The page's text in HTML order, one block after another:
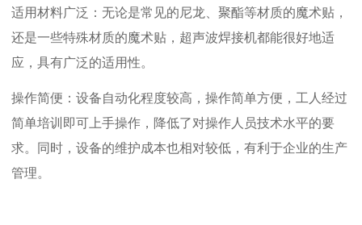
适用材料广泛：无论是常见的尼龙、聚酯等材质的魔术贴，
还是一些特殊材质的魔术贴，超声波焊接机都能很好地适
应，具有广泛的适用性。
操作简便：设备自动化程度较高，操作简单方便，工人经过
简单培训即可上手操作，降低了对操作人员技术水平的要
求。同时，设备的维护成本也相对较低，有利于企业的生产
管理。